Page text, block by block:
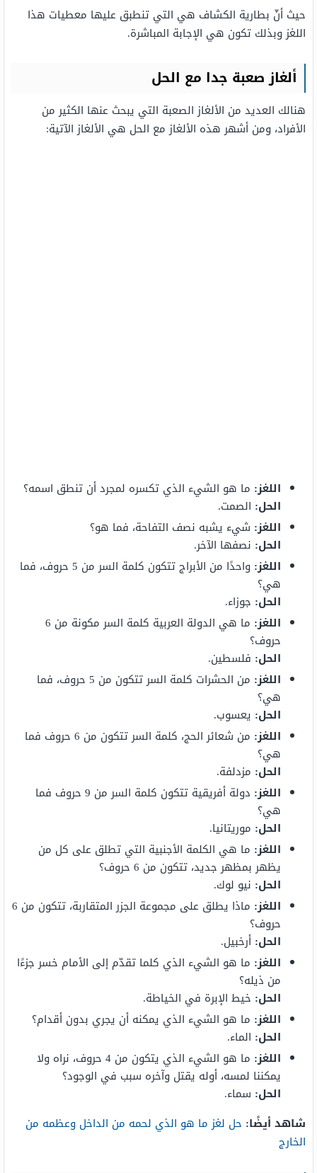
حيث أنّ بطارية الكشاف هي التي تنطبق عليها معطيات هذا
اللغز وبذلك تكون هي الإجابة المباشرة.
ألغاز صعبة جدا مع الحل
هنالك العديد من الألغاز الصعبة التي يبحث عنها الكثير من
الأفراد، ومن أشهر هذه الألغاز مع الحل هي الألغاز الآتية:
اللغز: ما هو الشيء الذي تكسره لمجرد أن تنطق اسمه؟
الحل: الصمت.
اللغز: شيء يشبه نصف التفاحة، فما هو؟
الحل: نصفها الآخر.
اللغز:
واحدًا من الأبراج تتكون كلمة السر من 5 حروف، فما
هي؟
الحل: جوزاء.
اللغز:
ما هي الدولة العربية كلمة السر مكونة من 6
حروف؟
الحل: فلسطين.
اللغز:
من الحشرات كلمة السر تتكون من 5 حروف، فما
هي؟
الحل: يعسوب.
اللغز:
من شعائر الحج، كلمة السر تتكون من 6 حروف فما
هي؟
الحل: مزدلفة.
اللغز:
دولة أفريقية تتكون كلمة السر من 9 حروف فما
هي؟
الحل: موريتانيا.
اللغز: ما هي الكلمة الأجنبية التي تطلق على كل من
يظهر بمظهر جديد، تتكون من 6 حروف؟
الحل: نيو لوك.
اللغز:
ماذا يطلق على مجموعة الجزر المتقاربة، تتكون من 6
حروف؟
الحل: أرخبيل.
اللغز: ما هو الشيء الذي كلما تقدّم إلى الأمام خسر جزءًا
من ذيله؟
الحل: خيط الإبرة في الخياطة.
اللغز: ما هو الشيء الذي يمكنه أن يجري بدون أقدام؟
الحل: الماء.
اللغز:
ما هو الشيء الذي يتكون من 4 حروف، نراه ولا
يمكننا لمسه، أوله يقتل وآخره سبب في الوجود؟
الحل: سماء.
شاهد أيضًا: حل لغز ما هو الذي لحمه من الداخل وعظمه من
الخارج